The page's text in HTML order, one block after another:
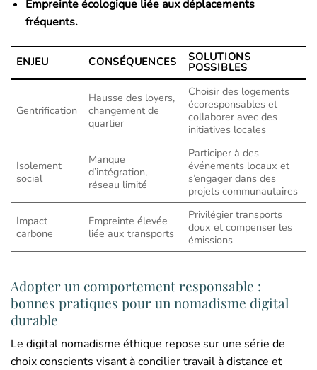
Empreinte écologique liée aux déplacements
fréquents.
ENJEU CONSÉQUENCES SOLUTIONS
POSSIBLES
Gentrification
Hausse des loyers,
changement de
quartier
Choisir des logements
écoresponsables et
collaborer avec des
initiatives locales
Isolement
social
Manque
d’intégration,
réseau limité
Participer à des
événements locaux et
s’engager dans des
projets communautaires
Impact
carbone
Empreinte élevée
liée aux transports
Privilégier transports
doux et compenser les
émissions
Adopter un comportement responsable :
bonnes pratiques pour un nomadisme digital
durable
Le digital nomadisme éthique repose sur une série de
choix conscients visant à concilier travail à distance et